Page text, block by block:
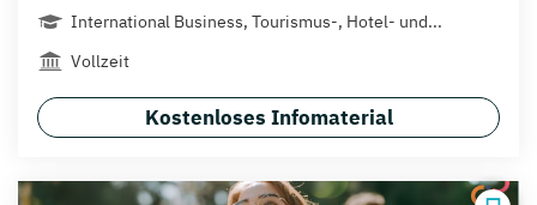
International Business, Tourismus-, Hotel- und...
Vollzeit
Kostenloses Infomaterial